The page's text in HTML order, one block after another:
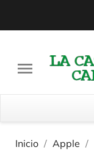

Inicio Apple